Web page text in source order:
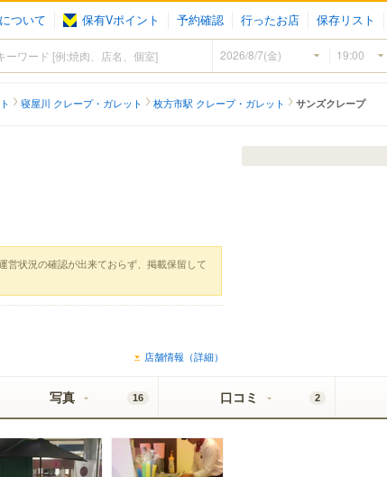
ついて 保有Vポイント 予約確認 行ったお店 保存リスト
寝屋川 クレープ・ガレット 枚方市駅 クレープ・ガレット サンズクレープ
営状況の確認が出来ておらず、掲載保留して
店舗情報（詳細）
写真 16 口コミ 2